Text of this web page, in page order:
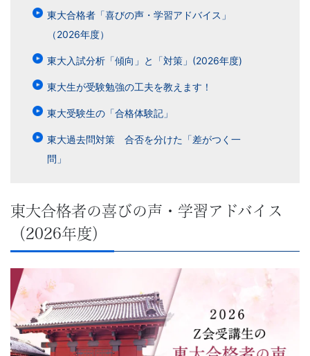
東大合格者「喜びの声・学習アドバイス」
（2026年度）
東大入試分析「傾向」と「対策」(2026年度)
東大生が受験勉強の工夫を教えます！
東大受験生の「合格体験記」
東大過去問対策 合否を分けた「差がつく一
問」
東大合格者の喜びの声・学習アドバイス
（2026年度）